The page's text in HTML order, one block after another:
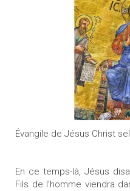
Évangile de Jésus Christ
En ce temps-là, Jésus
Fils de l’homme viendra